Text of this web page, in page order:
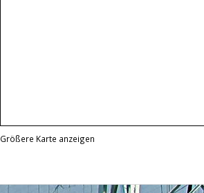
Größere Karte anzeigen